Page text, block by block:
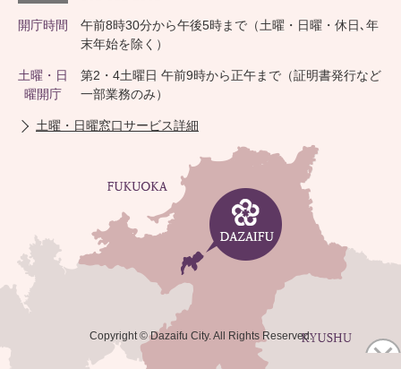
開庁時間
午前8時30分から午後5時まで（土曜・日曜・休日､年
末年始を除く）
土曜・日
曜開庁
第2・4土曜日 午前9時から正午まで（証明書発行など
一部業務のみ）
土曜・日曜窓口サービス詳細
Copyright © Dazaifu City. All Rights Reserved.